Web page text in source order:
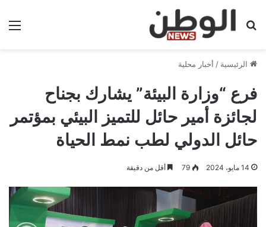
بحث عن
الرئيسية / أخبار محلية
فرع “وزارة البيئة” يشارك بجناح
لجائزة أمير حائل للتميز البيئي بمؤتمر
حائل الدولي لطب نمط الحياة
14 مايو، 2024 79 أقل من دقيقة